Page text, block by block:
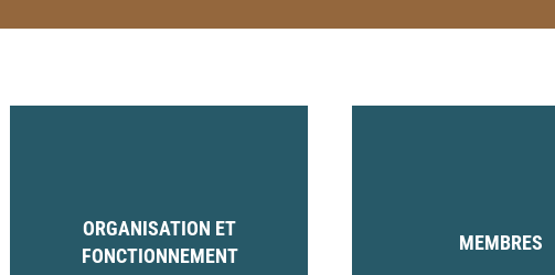
ORGANISATION ET
FONCTIONNEMENT
MEMBRES